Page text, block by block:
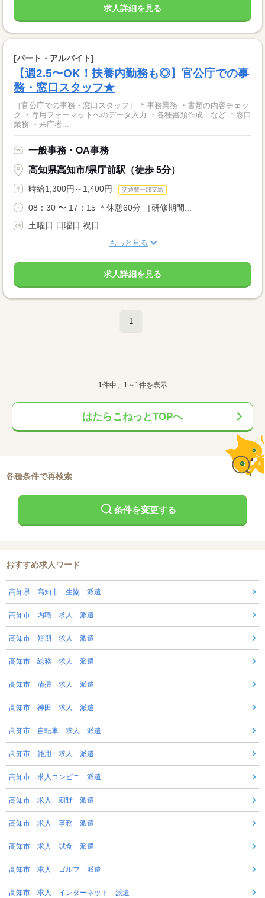
求人詳細を見る
[パート・アルバイト]
【週2.5〜OK！扶養内勤務も◎】官公庁での事
務・窓口スタッフ★
［官公庁での事務・窓口スタッフ］ ＊事務業務 ・書類の内容チェッ
ク ・専用フォーマットへのデータ入力 ・各種書類作成 など ＊窓口
業務 ・来庁者...
一般事務・OA事務
高知県高知市/県庁前駅（徒歩 5分）
時給1,300円～1,400円 交通費一部支給
08：30 〜 17：15 ＊休憩60分 ［研修期間...
土曜日 日曜日 祝日
もっと見る
求人詳細を見る
1
1件中、1～1件を表示
はたらこねっとTOPへ
各種条件で再検索
条件を変更する
おすすめ求人ワード
高知県 高知市 生協 派遣
高知市 内職 求人 派遣
高知市 短期 求人 派遣
高知市 総務 求人 派遣
高知市 清掃 求人 派遣
高知市 神田 求人 派遣
高知市 自転車 求人 派遣
高知市 雑用 求人 派遣
高知市 求人コンビニ 派遣
高知市 求人 薊野 派遣
高知市 求人 事務 派遣
高知市 求人 試食 派遣
高知市 求人 ゴルフ 派遣
高知市 求人 インターネット 派遣